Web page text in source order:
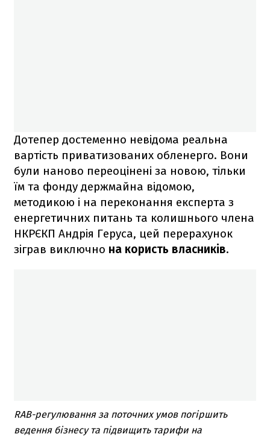
Дотепер достеменно невідома реальна
вартість приватизованих обленерго. Вони
були наново переоцінені за новою, тільки
їм та фонду держмайна відомою,
методикою і на переконання експерта з
енергетичних питань та колишнього члена
НКРЄКП Андрія Геруса, цей перерахунок
зіграв виключно на користь власників.
RAB-регулювання за поточних умов погіршить
ведення бізнесу та підвищить тарифи на